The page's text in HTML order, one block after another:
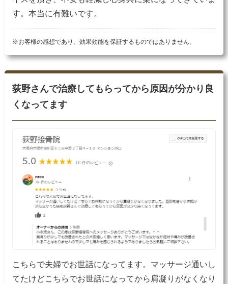
す。本当に有難いです。
※お客様の感想であり、効果効能を保証するものではありません。
荻野さんで治療してもらってから原因が分かり良
くなってます
こちらで夫婦でお世話になってます。マッサージ通いし
てたけどこちらでお世話になってから肩凝りがなくなり